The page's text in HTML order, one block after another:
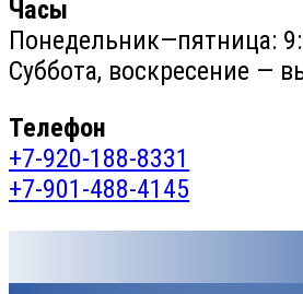
Часы
Понедельник—пятница:
Суббота, воскресение —
Телефон
+7-920-188-8331
+7-901-488-4145